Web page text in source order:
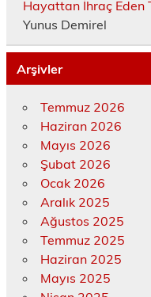
Hayattan İhraç Eden
Yunus Demirel
Arşivler
Temmuz 2026
Haziran 2026
Mayıs 2026
Şubat 2026
Ocak 2026
Aralık 2025
Ağustos 2025
Temmuz 2025
Haziran 2025
Mayıs 2025